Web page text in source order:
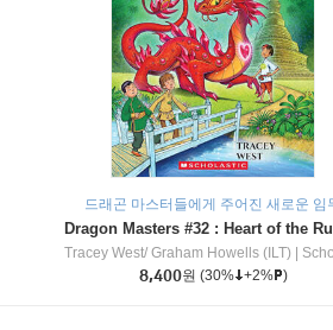
드래곤 마스터들에게 주어진 새로운 임
Tracey West/ Graham Howells (ILT)
8,400원 (30% +2% )